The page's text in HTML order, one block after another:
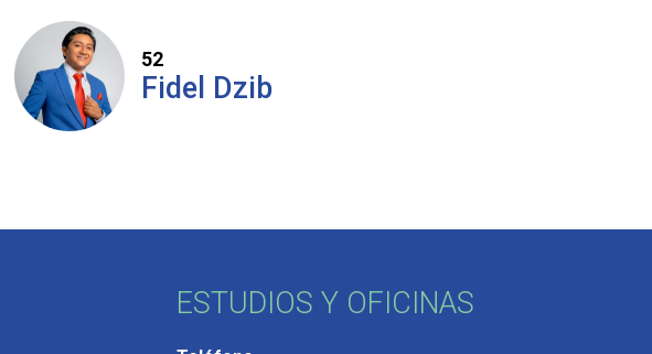
52
Fidel Dzib
ESTUDIOS Y OFICINAS